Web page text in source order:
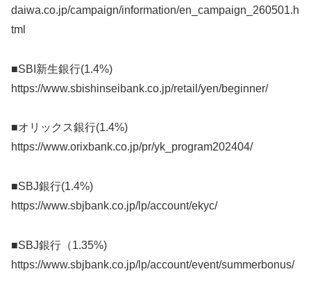
daiwa.co.jp/campaign/information/en_campaign_260501.h
tml
■SBI新生銀行(1.4%)
https://www.sbishinseibank.co.jp/retail/yen/beginner/
■オリックス銀行(1.4%)
https://www.orixbank.co.jp/pr/yk_program202404/
■SBJ銀行(1.4%)
https://www.sbjbank.co.jp/lp/account/ekyc/
■SBJ銀行（1.35%)
https://www.sbjbank.co.jp/lp/account/event/summerbonus/